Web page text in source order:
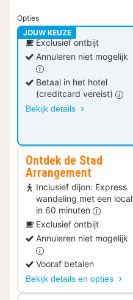
Opties
JOUW KEUZE
Exclusief ontbijt
Annuleren niet mogelijk
Betaal in het hotel
(creditcard vereist)
Bekijk details
Ontdek de Stad
Arrangement
Inclusief dijon: Express
wandeling met een local
in 60 minuten
Exclusief ontbijt
Annuleren niet mogelijk
Vooraf betalen
Bekijk details en opties